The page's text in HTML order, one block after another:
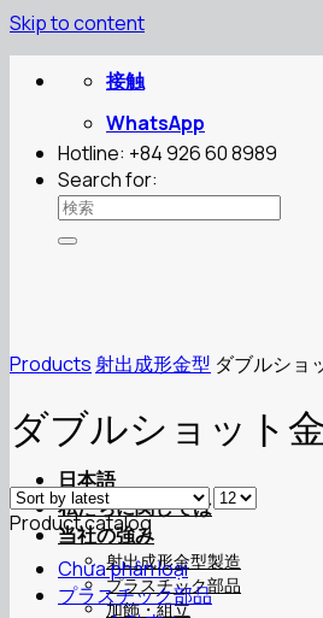
Skip to content
接触
WhatsApp
Hotline: +84 926 60 8989
Search for:
日本語
私たちに関しては
当社の強み
射出成形金型製造
プラスチック部品
加飾・組立
Products射出成形金型 ダブルショ
ダブルショット
Product catalog
Chưa phân loại
プラスチック部品